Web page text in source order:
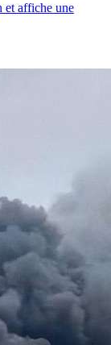
et affiche une